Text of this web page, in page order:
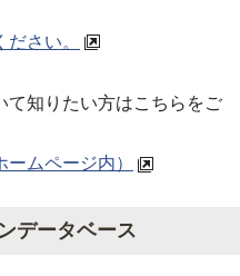
さい。
て知りたい方はこちらをご
ムページ内）
データベース